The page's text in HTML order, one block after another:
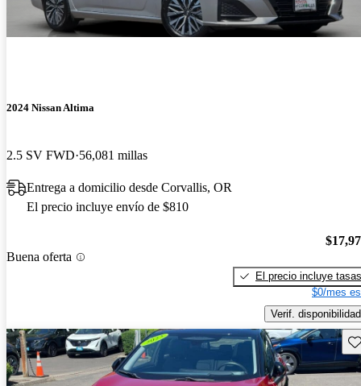
2024 Nissan Altima
2.5 SV FWD 56,081 millas
Entrega a domicilio desde Corvallis, OR
El precio incluye envío de $810
Buena oferta
El precio incluye tasas
$0/mes
Verif. disponibilidad